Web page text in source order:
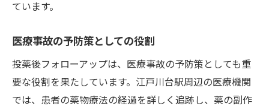
ています。
医療事故の予防策としての役割
投薬後フォローアップは、医療事故の予防策としても重
要な役割を果たしています。江戸川台駅周辺の医療機関
では、患者の薬物療法の経過を詳しく追跡し、薬の副作